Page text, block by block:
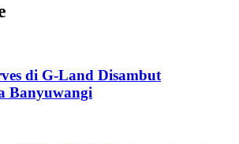
di G-Land Disambut
Banyuwangi